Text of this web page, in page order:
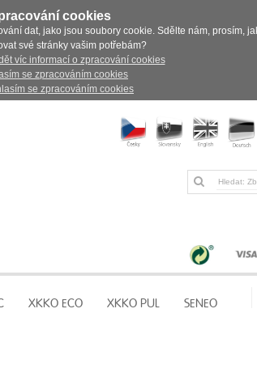
cookies
dat, jako jsou soubory cookie. Sdělte nám, prosím,
své stránky vašim potřebám?
víc informací o zpracování cookies
se zpracováním cookies
se zpracováním cookies
XKKO ECO XKKO PUL SENEO